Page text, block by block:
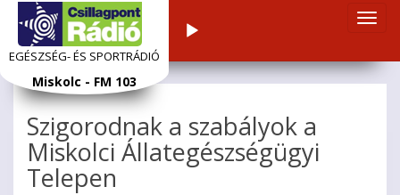
Ugrás
a
tartalomra
EGÉSZSÉG- ÉS SPORTRÁDIÓ
Miskolc - FM 103
Audiolejátszó
Szigorodnak a szabályok a
Miskolci Állategészségügyi
Telepen